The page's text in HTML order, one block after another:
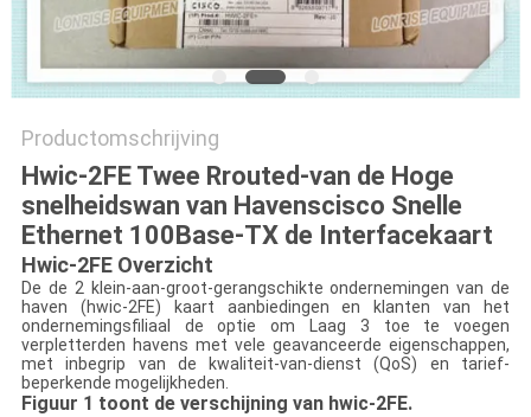
Productomschrijving
Hwic-2FE Twee Rrouted-van de Hoge
snelheidswan van Havenscisco Snelle
Ethernet 100Base-TX de Interfacekaart
Hwic-2FE Overzicht
De de 2 klein-aan-groot-gerangschikte ondernemingen van de
haven (hwic-2FE) kaart aanbiedingen en klanten van het
ondernemingsfiliaal de optie om Laag 3 toe te voegen
verpletterden havens met vele geavanceerde eigenschappen,
met inbegrip van de kwaliteit-van-dienst (QoS) en tarief-
beperkende mogelijkheden.
Figuur 1 toont de verschijning van hwic-2FE.